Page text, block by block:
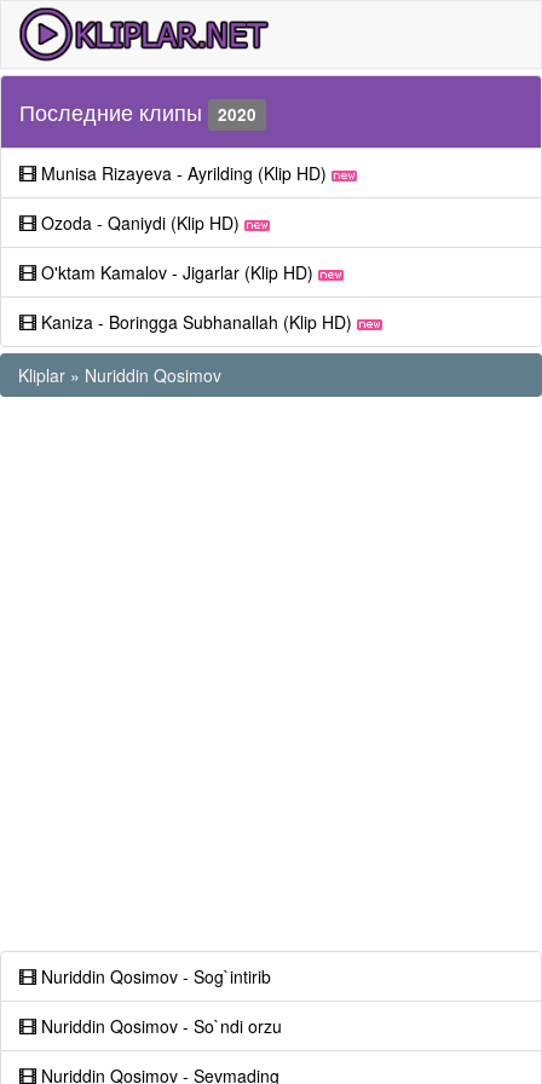
Последние клипы 2020
Munisa Rizayeva - Ayrilding (Klip HD)
Ozoda - Qaniydi (Klip HD)
O'ktam Kamalov - Jigarlar (Klip HD)
Kaniza - Boringga Subhanallah (Klip HD)
Kliplar » Nuriddin Qosimov
Nuriddin Qosimov - Sog`intirib
Nuriddin Qosimov - So`ndi orzu
Nuriddin Qosimov - Sevmading